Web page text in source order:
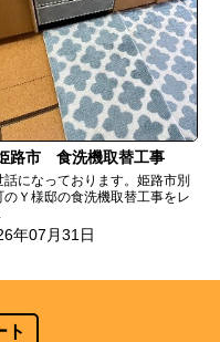
路市 食洗機取替工事
話になっております。姫路市別
のＹ様邸の食洗機取替工事をレ
年07月31日
ト